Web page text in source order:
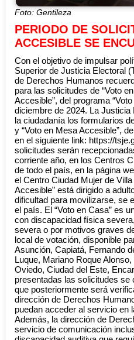
Foto: Gentileza
PERIODO DE
ACCESIBLE SE
Con el objetivo de impulsar
Superior de Justicia Electoral
de Derechos Humanos
para las solicitudes de “Voto
Accesible”, del programa
diciembre de 2024. La
la ciudadanía los formularios
y “Voto en Mesa Accesible”,
en el siguiente link: https://
solicitudes serán
corriente año, en los Centros
de todo el país, en la página
el Centro Ciudad Mujer de
Accesible” está dirigido a
dificultad para movilizarse, se
el país. El “Voto en Casa” es
con discapacidad física
severa o por motivos graves
local de votación, disponible
Asunción, Capiatá, Fernando
Luque, Mariano Roque
Oviedo, Ciudad del Este,
presentadas las solicitudes se
que posteriormente será
dirección de Derechos
puedan acceder al servicio en
Además, la dirección de
servicio de comunicación